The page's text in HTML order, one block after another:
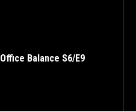
Office Balance S6/E9